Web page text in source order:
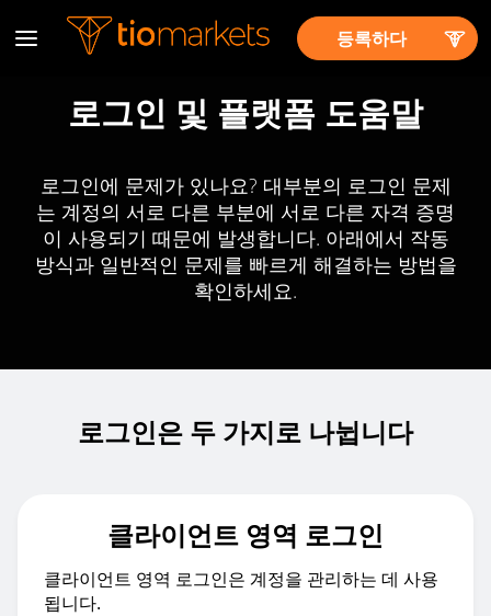
등록하다
로그인 및 플랫폼 도움말
로그인에 문제가 있나요? 대부분의 로그인 문제
는 계정의 서로 다른 부분에 서로 다른 자격 증명
이 사용되기 때문에 발생합니다. 아래에서 작동
방식과 일반적인 문제를 빠르게 해결하는 방법을
확인하세요.
로그인은 두 가지로 나뉩니다
클라이언트 영역 로그인
클라이언트 영역 로그인은 계정을 관리하는 데 사용
됩니다.